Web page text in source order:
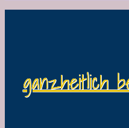
ganzheitlich